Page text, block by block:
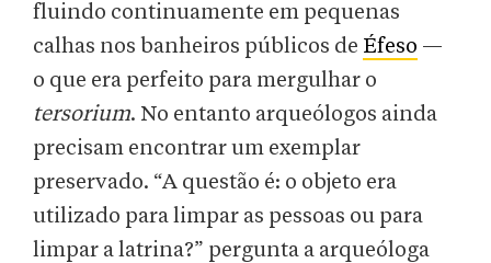
fluindo continuamente em pequenas
calhas nos banheiros públicos de Éfeso —
o que era perfeito para mergulhar o
tersorium. No entanto arqueólogos ainda
precisam encontrar um exemplar
preservado. “A questão é: o objeto era
utilizado para limpar as pessoas ou para
limpar a latrina?” pergunta a arqueóloga